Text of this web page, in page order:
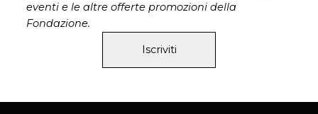
eventi e le altre offerte promozioni della
Fondazione.
Iscriviti